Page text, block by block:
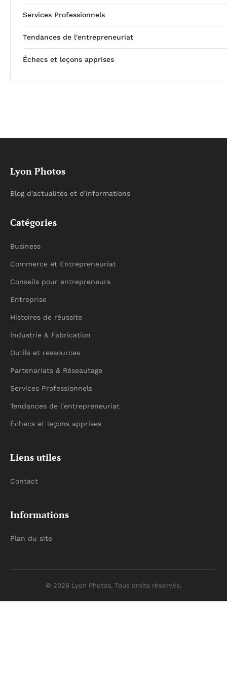
Services Professionnels
Tendances de l'entrepreneuriat
Échecs et leçons apprises
Lyon Photos
Blog d'actualités et d'informations
Catégories
Business
Commerce et Entrepreneuriat
Conseils pour entrepreneurs
Entreprise
Histoires de réussite
Industrie & Fabrication
Outils et ressources
Partenariats & Réseautage
Services Professionnels
Tendances de l'entrepreneuriat
Échecs et leçons apprises
Liens utiles
Contact
Informations
Plan du site
© 2026 Lyon Photos. Tous droits réservés.